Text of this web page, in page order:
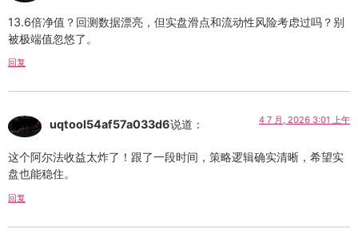
13.6倍净值？回测数据漂亮，但实盘滑点和流动性风险考虑过吗？别
被极端值忽悠了。
回复
uqtool54af57a033d6说道： 4 7 月, 2026 3:01 上午
这个阿尔法收益太炸了！跟了一段时间，策略逻辑确实清晰，希望实
盘也能稳住。
回复